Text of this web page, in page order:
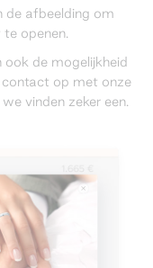
de afbeelding om
openen.
ook de mogelijkheid
op met onze
vinden zeker een.